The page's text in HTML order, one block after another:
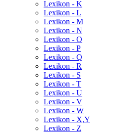
Lexikon - K
Lexikon - L
Lexikon - M
Lexikon - N
Lexikon - O
Lexikon - P
Lexikon - Q
Lexikon - R
Lexikon - S
Lexikon - T
Lexikon - U
Lexikon - V
Lexikon - W
Lexikon - X,Y
Lexikon - Z